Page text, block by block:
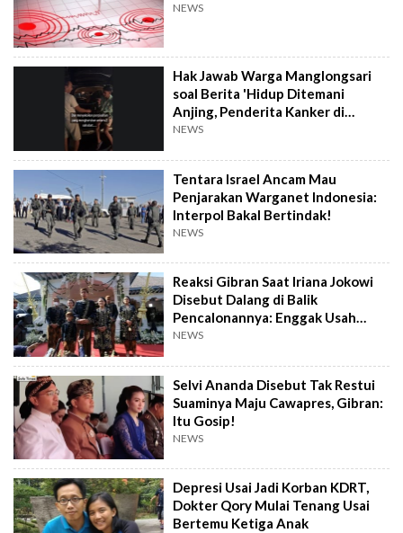
NEWS
Hak Jawab Warga Manglongsari
soal Berita 'Hidup Ditemani
Anjing, Penderita Kanker di
Wonosobo Diamuk Warga'
NEWS
Tentara Israel Ancam Mau
Penjarakan Warganet Indonesia:
Interpol Bakal Bertindak!
NEWS
Reaksi Gibran Saat Iriana Jokowi
Disebut Dalang di Balik
Pencalonannya: Enggak Usah
Dibesar-besarkan
NEWS
Selvi Ananda Disebut Tak Restui
Suaminya Maju Cawapres, Gibran:
Itu Gosip!
NEWS
Depresi Usai Jadi Korban KDRT,
Dokter Qory Mulai Tenang Usai
Bertemu Ketiga Anak